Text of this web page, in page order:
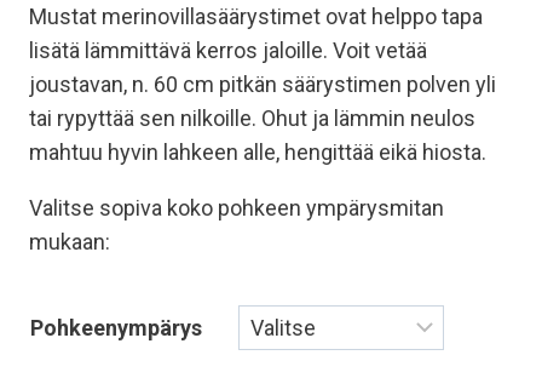
Mustat merinovillasäärystimet ovat helppo tapa
lisätä lämmittävä kerros jaloille. Voit vetää
joustavan, n. 60 cm pitkän säärystimen polven yli
tai rypyttää sen nilkoille. Ohut ja lämmin neulos
mahtuu hyvin lahkeen alle, hengittää eikä hiosta.
Valitse sopiva koko pohkeen ympärysmitan
mukaan:
Pohkeenympärys